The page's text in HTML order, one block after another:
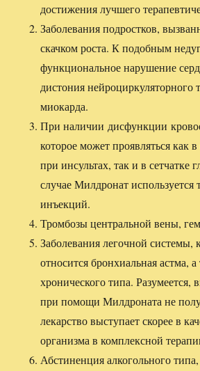
достижения лучшего
Заболевания подростков,
скачком роста. К подобным
функциональное нарушение
дистония нейроциркуляторного
миокарда.
При наличии дисфункции
которое может проявляться как
при инсультах, так и в сетчатке
случае Милдронат используется
инъекций.
Тромбозы центральной вены,
Заболевания легочной системы,
относится бронхиальная астма,
хронического типа. Разумеется,
при помощи Милдроната не
лекарство выступает скорее в
организма в комплексной
Абстиненция алкогольного